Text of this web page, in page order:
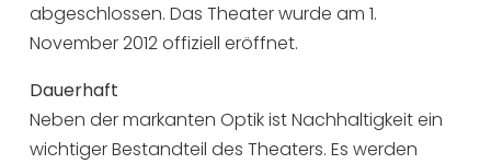
abgeschlossen. Das Theater wurde am 1.
November 2012 offiziell eröffnet.
Dauerhaft
Neben der markanten Optik ist Nachhaltigkeit ein
wichtiger Bestandteil des Theaters. Es werden